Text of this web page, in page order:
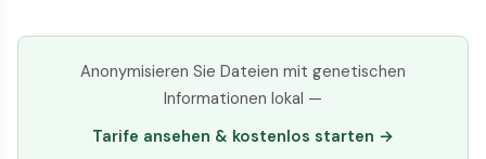
Anonymisieren Sie Dateien mit genetischen
Informationen lokal —
Tarife ansehen & kostenlos starten →